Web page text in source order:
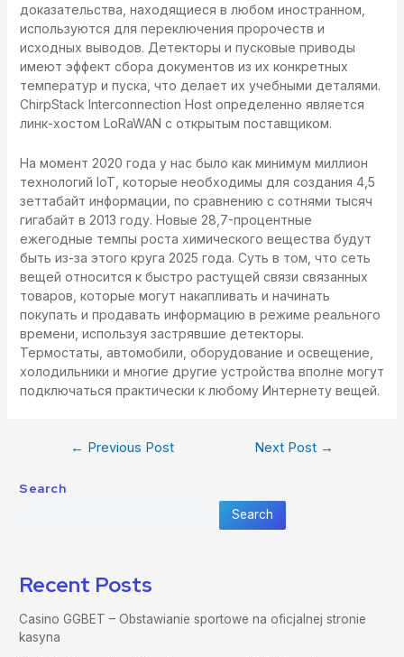
доказательства, находящиеся в любом иностранном,
используются для переключения пророчеств и
исходных выводов. Детекторы и пусковые приводы
имеют эффект сбора документов из их конкретных
температур и пуска, что делает их учебными деталями.
ChirpStack Interconnection Host определенно является
линк-хостом LoRaWAN с открытым поставщиком.
На момент 2020 года у нас было как минимум миллион
технологий IoT, которые необходимы для создания 4,5
зеттабайт информации, по сравнению с сотнями тысяч
гигабайт в 2013 году. Новые 28,7-процентные
ежегодные темпы роста химического вещества будут
быть из-за этого круга 2025 года. Суть в том, что сеть
вещей относится к быстро растущей связи связанных
товаров, которые могут накапливать и начинать
покупать и продавать информацию в режиме реального
времени, используя застрявшие детекторы.
Термостаты, автомобили, оборудование и освещение,
холодильники и многие другие устройства вполне могут
подключаться практически к любому Интернету вещей.
← Previous Post Next Post →
Search
Search
Recent Posts
Casino GGBET – Obstawianie sportowe na oficjalnej stronie
kasyna